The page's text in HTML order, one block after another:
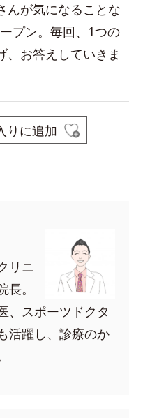
んが気になることな
プン。毎回、1つの
、お答えしていきま
りに追加
リニ
。
、スポーツドクタ
活躍し、診療のか